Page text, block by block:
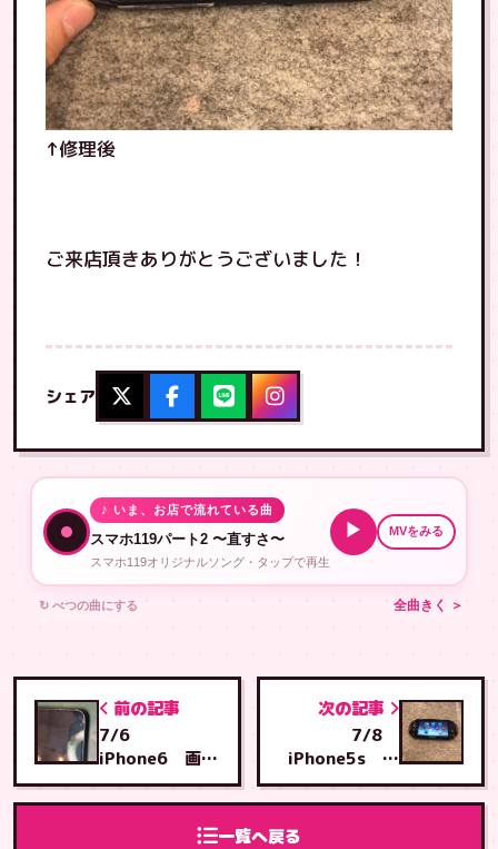
↑修理後
ご来店頂きありがとうございました！
シェア
♪ いま、お店で流れている曲
スマホ119パート2 〜直すさ〜
スマホ119オリジナルソング・タップで再生
▶ MVをみる
↻ べつの曲にする 全曲きく ＞
前の記事
7/6
iPhone6 画面
交換 豊見城市
からとよみ店へ
一覧へ戻る
次の記事
7/8
iPhone5s 画
面・バッテリー
交換 那覇市上
間から とよみ店